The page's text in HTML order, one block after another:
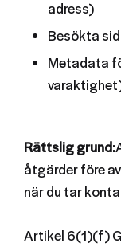
adress)
Besökta
Metadata
Rättslig grund:
åtgärder före
när du tar
Artikel 6(1)(f)